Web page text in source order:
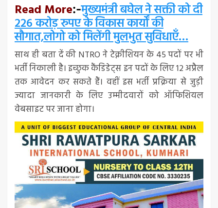
Read More:-मुख्यमंत्री बघेल ने सक्ती को दी
226 करोड़ रुपए के विकास कार्यों की
सौगात,लोगो को मिलेंगी मुलभुत सुविधाएँ…
साथ ही बता दें की NTRO ने टेक्नीशियन के 45 पदों पर भी
भर्ती निकाली है। इच्छुक कैंडिडेट्स इन पदों के लिए 12 अप्रैल
तक आवेदन कर सकते हैं। वहीं इस भर्ती प्रक्रिया से जुड़ी
ज्यादा जानकारी के लिए उम्मीदवारों को ऑफिशियल
वेबसाइट पर जाना होगा।